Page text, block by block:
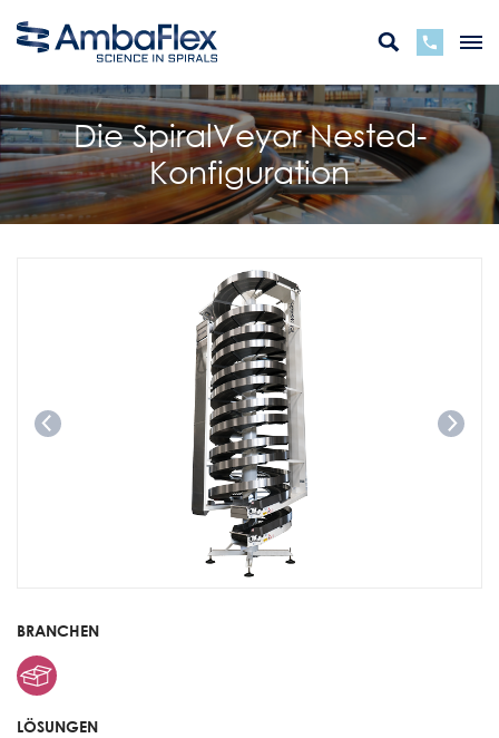
Die SpiralVeyor Nested-
Konfiguration
BRANCHEN
LÖSUNGEN